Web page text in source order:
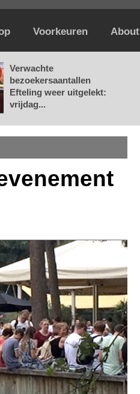
Voorkeuren About
Verwachte
bezoekersaantallen
Efteling weer uitgelekt:
vrijdag...